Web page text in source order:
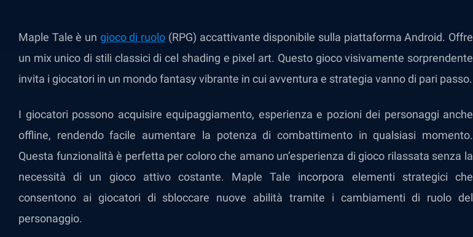
Maple Tale è un gioco di ruolo (RPG) accattivante disponibile sulla piattaforma Android. Offre
un mix unico di stili classici di cel shading e pixel art. Questo gioco visivamente sorprendente
invita i giocatori in un mondo fantasy vibrante in cui avventura e strategia vanno di pari passo.
I giocatori possono acquisire equipaggiamento, esperienza e pozioni dei personaggi anche
offline, rendendo facile aumentare la potenza di combattimento in qualsiasi momento.
Questa funzionalità è perfetta per coloro che amano un’esperienza di gioco rilassata senza la
necessità di un gioco attivo costante. Maple Tale incorpora elementi strategici che
consentono ai giocatori di sbloccare nuove abilità tramite i cambiamenti di ruolo del
personaggio.